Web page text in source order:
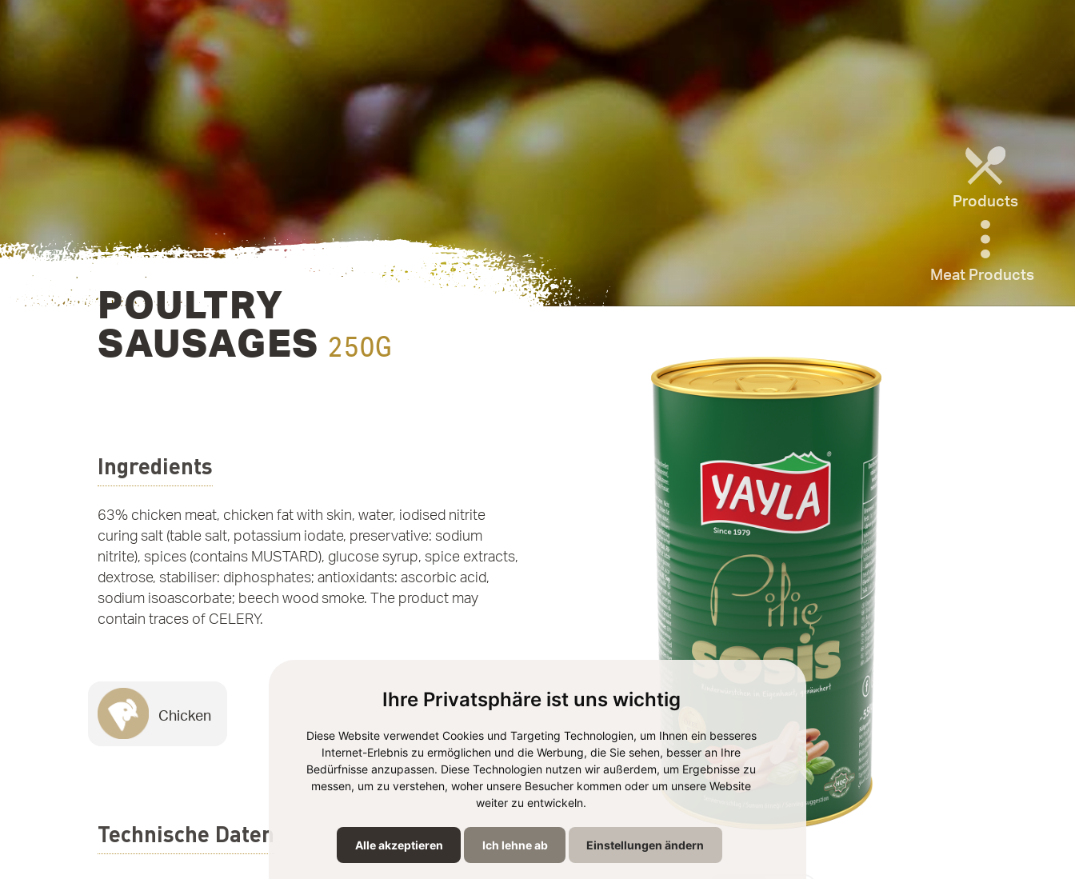
Ihre Privatsphäre ist uns wichtig
Diese Website verwendet Cookies und Targeting Technologien, um Ihnen ein besseres
Internet-Erlebnis zu ermöglichen und die Werbung, die Sie sehen, besser an Ihre
Bedürfnisse anzupassen. Diese Technologien nutzen wir außerdem, um Ergebnisse zu
messen, um zu verstehen, woher unsere Besucher kommen oder um unsere Website
weiter zu entwickeln.
Alle akzeptieren Ich lehne ab Einstellungen ändern
Products
Meat Products
POULTRY
SAUSAGES 250G
Ingredients
63% chicken meat, chicken fat with skin, water, iodised nitrite
curing salt (table salt, potassium iodate, preservative: sodium
nitrite), spices (contains MUSTARD), glucose syrup, spice extracts,
dextrose, stabiliser: diphosphates; antioxidants: ascorbic acid,
sodium isoascorbate; beech wood smoke. The product may
contain traces of CELERY.
Chicken
Technische Daten